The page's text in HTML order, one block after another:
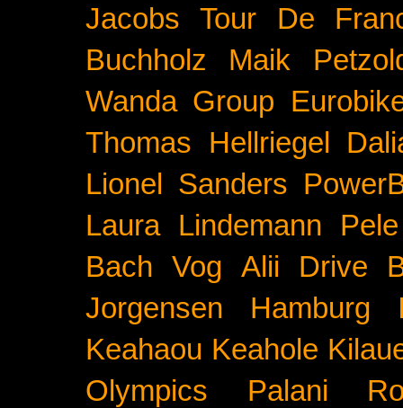
Jacobs
Tour De
Buchholz
Maik
Wanda Group
Thomas Hellriegel
Lionel Sanders
Laura Lindemann
Pele
Bach Vog Alii Drive
Jorgensen
Hamburg
Keahaou Keahole
Olympics
Palani